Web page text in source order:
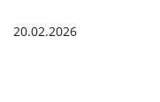
20.02.2026